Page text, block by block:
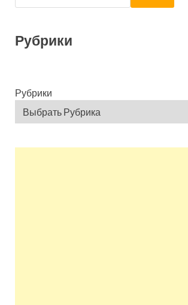
Рубрики
Рубрики